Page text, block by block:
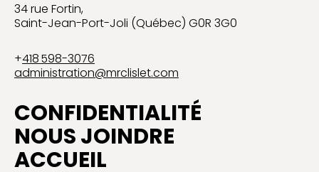
34 rue Fortin,
Saint-Jean-Port-Joli (Québec) G0R 3G0
+418 598-3076
administration@mrclislet.com
CONFIDENTIALITÉ
NOUS JOINDRE
ACCUEIL